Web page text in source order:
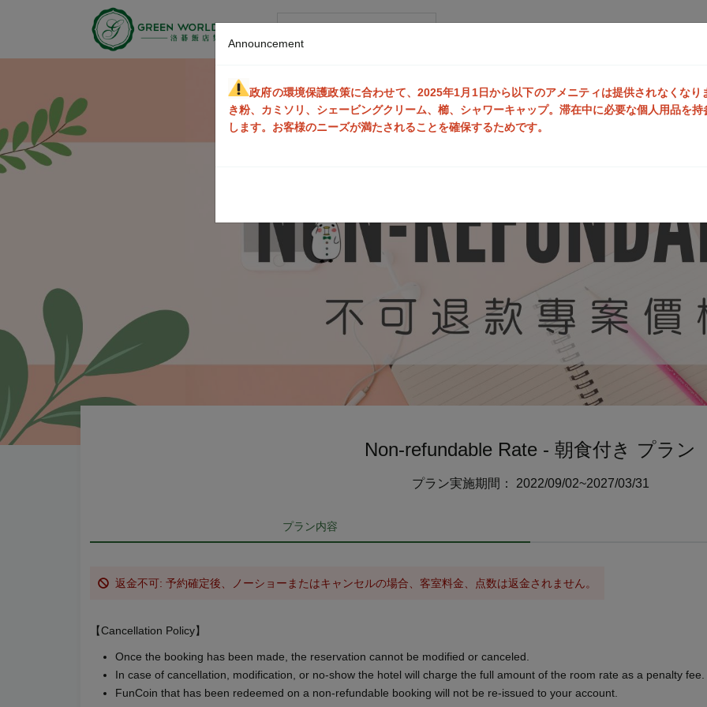
Non-refundable Rate - 朝食付き プラン
プラン実施期間： 2022/09/02~2027/03/31
プラン内容
返金不可: 予約確定後、ノーショーまたはキャンセルの場合、客室料金、点数は返金されません。
【Cancellation Policy】
Once the booking has been made, the reservation cannot be modified or canceled.
In case of cancellation, modification, or no-show the hotel will charge the full amount of the room rate as a penalty fee.
FunCoin that has been redeemed on a non-refundable booking will not be re-issued to your account.
Announcement
政府の環境保護政策に合わせて、2025年1月1日から以下のアメニティは提供されなくなり
き粉、カミソリ、シェービングクリーム、櫛、シャワーキャップ。滞在中に必要な個人用品を
します。お客様のニーズが満たされることを確保するためです。